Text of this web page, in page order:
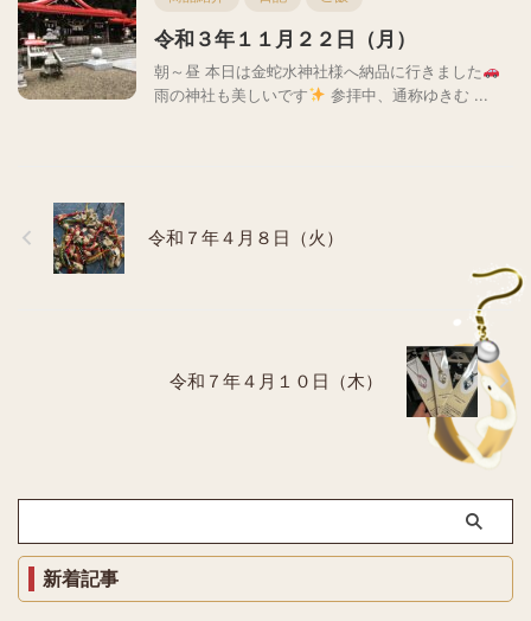
令和３年１１月２２日（月）
朝～昼 本日は金蛇水神社様へ納品に行きました
雨の神社も美しいです
参拝中、通称ゆきむ ...
令和７年４月８日（火）
令和７年４月１０日（木）
新着記事